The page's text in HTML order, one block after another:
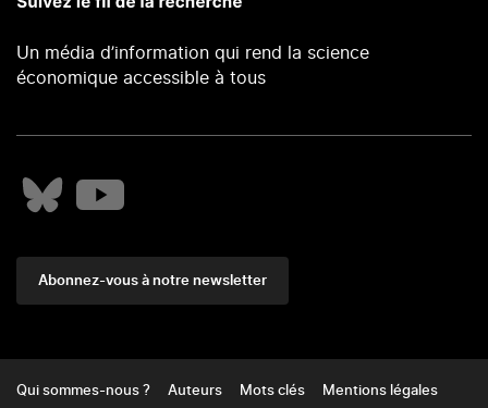
Un média d’information qui rend la science
économique accessible à tous
Abonnez-vous à notre newsletter
Qui sommes-nous ? Auteurs Mots clés Mentions légales